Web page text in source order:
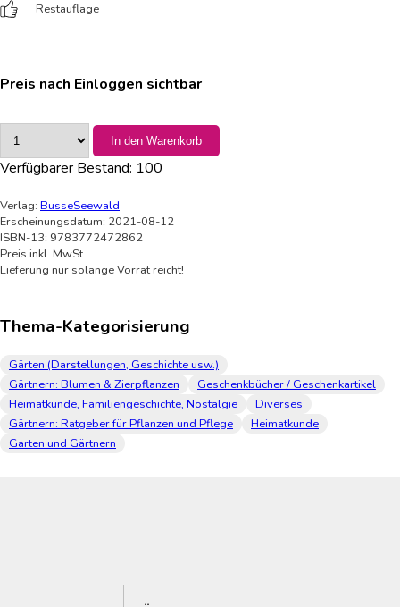
Restauflage
Preis nach Einloggen sichtbar
In den Warenkorb
Verfügbarer Bestand: 100
Verlag: BusseSeewald
Erscheinungsdatum: 2021-08-12
ISBN-13: 9783772472862
Preis inkl. MwSt.
Lieferung nur solange Vorrat reicht!
Thema-Kategorisierung
Gärten (Darstellungen, Geschichte usw.)
Gärtnern: Blumen & Zierpflanzen
Geschenkbücher / Geschenkartikel
Heimatkunde, Familiengeschichte, Nostalgie
Diverses
Gärtnern: Ratgeber für Pflanzen und Pflege
Heimatkunde
Garten und Gärtnern